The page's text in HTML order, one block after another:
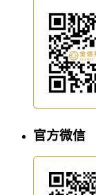
官方微信